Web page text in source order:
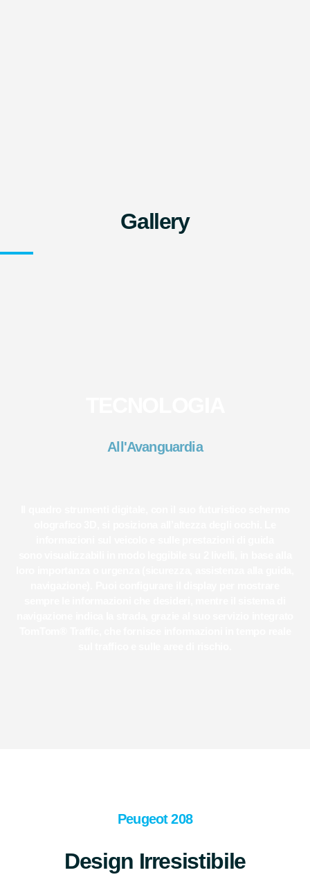
Gallery
All'Avanguardia
Peugeot 208
Design Irresistibile